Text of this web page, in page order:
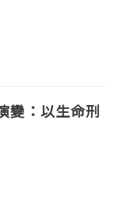
變：以生命刑